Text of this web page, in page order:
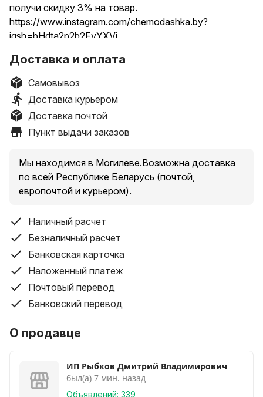
получи скидку 3% на товар.
https://www.instagram.com/chemodashka.by?
igsh=bHdta2p2b2FvYXVj
Акция!
Бесплатная отправка европочтой на отделение!
Оплата при получении наложенным платежом.
Также возможна отправка белпочтой и курьером.
...............................................................................
...............................................................................
качественная, вместительная и очень удобная в
эксплуатации и хранении сумка.
Идеально подходит для поездок за границу и
повседневного использования.
Благодаря мягкому основанию сумка очень удобна в
хранении и не занимает много места.
Материал сумки плотный и очень качественный.
встроенной липучкой. Сбоку также есть
Сумка оснащена тремя большими полиуретановыми
колесами на подшипниках, встроенными в надёжный
каркас.
Доставка и оплата
Самовывоз
Доставка курьером
Доставка почтой
Пункт выдачи заказов
Мы находимся в Могилеве.Возможна доставка
по всей Республике Беларусь (почтой,
европочтой и курьером).
Наличный расчет
Безналичный расчет
Банковская карточка
Наложенный платеж
Почтовый перевод
Банковский перевод
О продавце
ИП Рыбков Дмитрий Владимирович
был(а) 7 мин. назад
Объявлений: 339